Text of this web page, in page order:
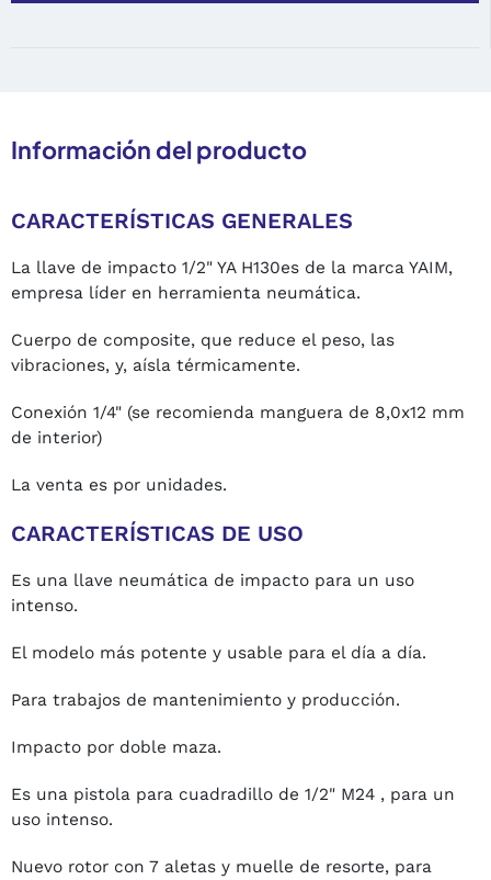
Información del producto
CARACTERÍSTICAS GENERALES
La llave de impacto 1/2" YA H130es de la marca YAIM,
empresa líder en herramienta neumática.
Cuerpo de composite, que reduce el peso, las
vibraciones, y, aísla térmicamente.
Conexión 1/4" (se recomienda manguera de 8,0x12 mm
de interior)
La venta es por unidades.
CARACTERÍSTICAS DE USO
Es una llave neumática de impacto para un uso
intenso.
El modelo más potente y usable para el día a día.
Para trabajos de mantenimiento y producción.
Impacto por doble maza.
Es una pistola para cuadradillo de 1/2" M24 , para un
uso intenso.
Nuevo rotor con 7 aletas y muelle de resorte, para